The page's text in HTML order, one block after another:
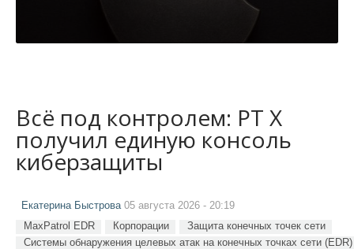
Всё под контролем: PT X
получил единую консоль
киберзащиты
Екатерина Быстрова05 августа 2026 - 20:19
MaxPatrol EDR Корпорации
Защита конечных точек сети
Системы обнаружения целевых атак на конечных точках сети (EDR)